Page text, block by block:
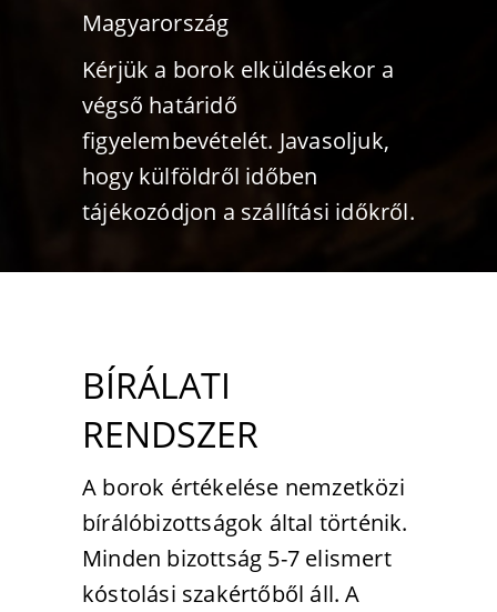
Magyarország
Kérjük a borok elküldésekor a
végső határidő
figyelembevételét. Javasoljuk,
hogy külföldről időben
tájékozódjon a szállítási időkről.
BÍRÁLATI
RENDSZER
A borok értékelése nemzetközi
bírálóbizottságok által történik.
Minden bizottság 5-7 elismert
kóstolási szakértőből áll. A